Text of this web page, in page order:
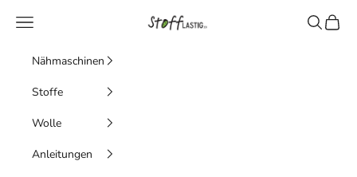
Stofflastig
Menü Suchen
Nähmaschinen
Stoffe
Wolle
Anleitungen